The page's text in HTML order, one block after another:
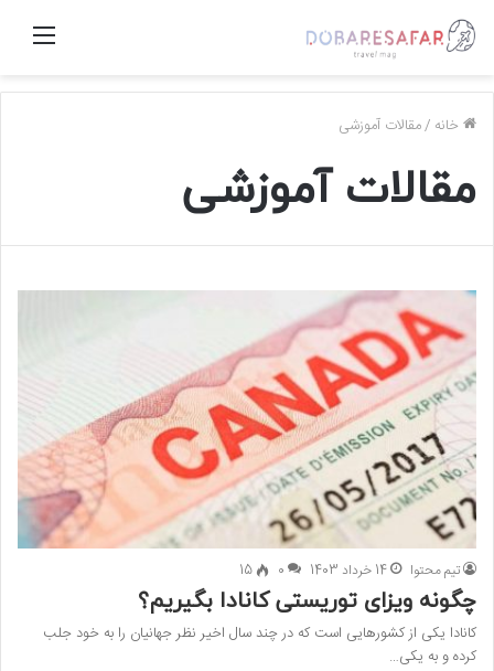
منو
خانه /مقالات آموزشی
مقالات آموزشی
تیم محتوا 14 خرداد 1403 0
15
چگونه ویزای توریستی کانادا بگیریم؟
کانادا یکی از کشورهایی است که در چند سال اخیر نظر جهانیان را به خود جلب
کرده و به یکی…